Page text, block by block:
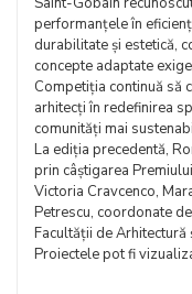
performanțele în
durabilitate și estetică,
concepte adaptate
Competiția continuă să
arhitecți în redefinirea
comunități mai
La ediția precedentă,
prin câștigarea
Victoria Cravcenco,
Petrescu, coordonate
Facultății de
Proiectele pot fi